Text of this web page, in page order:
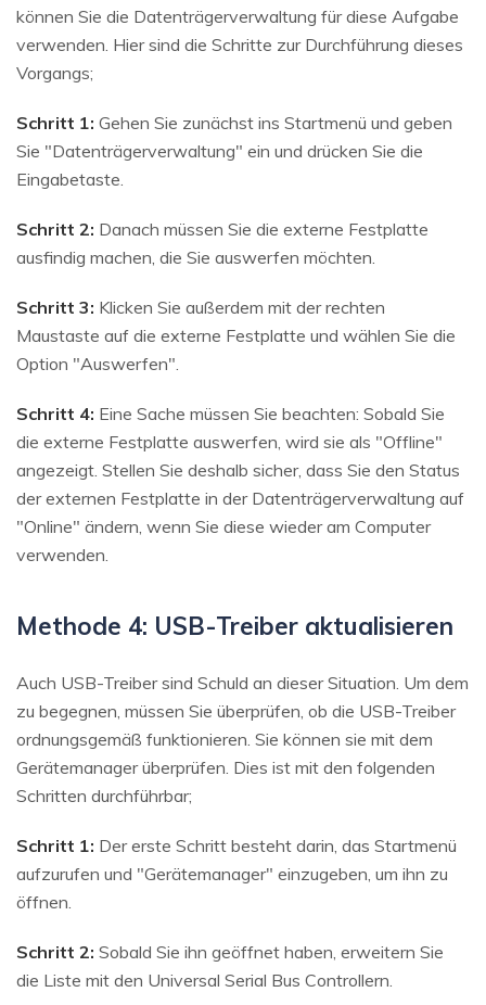
können Sie die Datenträgerverwaltung für diese Aufgabe
verwenden. Hier sind die Schritte zur Durchführung dieses
Vorgangs;
Schritt 1: Gehen Sie zunächst ins Startmenü und geben
Sie "Datenträgerverwaltung" ein und drücken Sie die
Eingabetaste.
Schritt 2: Danach müssen Sie die externe Festplatte
ausfindig machen, die Sie auswerfen möchten.
Schritt 3: Klicken Sie außerdem mit der rechten
Maustaste auf die externe Festplatte und wählen Sie die
Option "Auswerfen".
Schritt 4: Eine Sache müssen Sie beachten: Sobald Sie
die externe Festplatte auswerfen, wird sie als "Offline"
angezeigt. Stellen Sie deshalb sicher, dass Sie den Status
der externen Festplatte in der Datenträgerverwaltung auf
"Online" ändern, wenn Sie diese wieder am Computer
verwenden.
Methode 4: USB-Treiber aktualisieren
Auch USB-Treiber sind Schuld an dieser Situation. Um dem
zu begegnen, müssen Sie überprüfen, ob die USB-Treiber
ordnungsgemäß funktionieren. Sie können sie mit dem
Gerätemanager überprüfen. Dies ist mit den folgenden
Schritten durchführbar;
Schritt 1: Der erste Schritt besteht darin, das Startmenü
aufzurufen und "Gerätemanager" einzugeben, um ihn zu
öffnen.
Schritt 2: Sobald Sie ihn geöffnet haben, erweitern Sie
die Liste mit den Universal Serial Bus Controllern.